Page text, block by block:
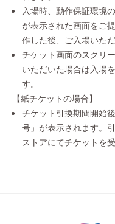
入場時、動作保証環境
が表示された画面をご
作した後、ご入場いただ
チケット画面のスクリ
いただいた場合は入場
す。
【紙チケットの場合】
チケット引換期間開始
号」が表示されます。
ストアにてチケットを